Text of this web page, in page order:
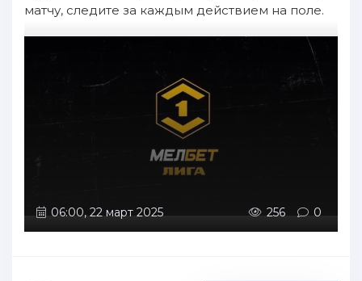
матчу, следите за каждым действием на поле.
06:00, 22 март 2025 256 0